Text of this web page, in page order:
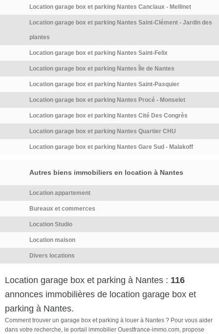
est rare et recherché, idéal
pour les actifs ou les
comprises. […] Voir l’annonce
immobilière >>
Location garage box et parking Nantes Canclaux - Mellinet
Location garage box et parking Nantes Saint-Clément - Jardin des
plantes
Location garage box et parking Nantes Saint-Felix
Location garage box et parking Nantes Île de Nantes
Location garage box et parking Nantes Saint-Pasquier
Location garage box et parking Nantes Procé - Monselet
Location garage box et parking Nantes Cité Des Congrès
Location garage box et parking Nantes Quartier CHU
Location garage box et parking Nantes Gare Sud - Malakoff
Autres biens immobiliers en location à Nantes
Location appartement
Bureaux et commerces
Location Studio
Location maison
Divers locations
Location garage box et parking à Nantes : 116
annonces immobilières de location garage box et
parking à Nantes.
Comment trouver un garage box et parking à louer à Nantes ? Pour vous aider
dans votre recherche, le portail immobilier Ouestfrance-immo.com, propose